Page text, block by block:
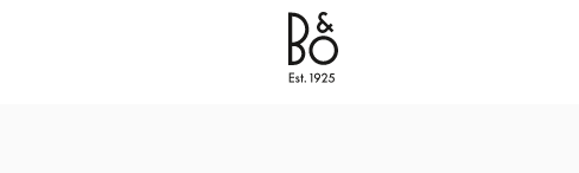
Bang & Olufsen - Exist to Create